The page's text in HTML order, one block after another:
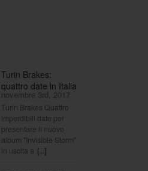
Turin Brakes:
quattro date in Italia
novembre 3rd, 2017
Turin Brakes Quattro
imperdibili date per
presentare il nuovo
album "Invisible Storm"
in uscita a [...]